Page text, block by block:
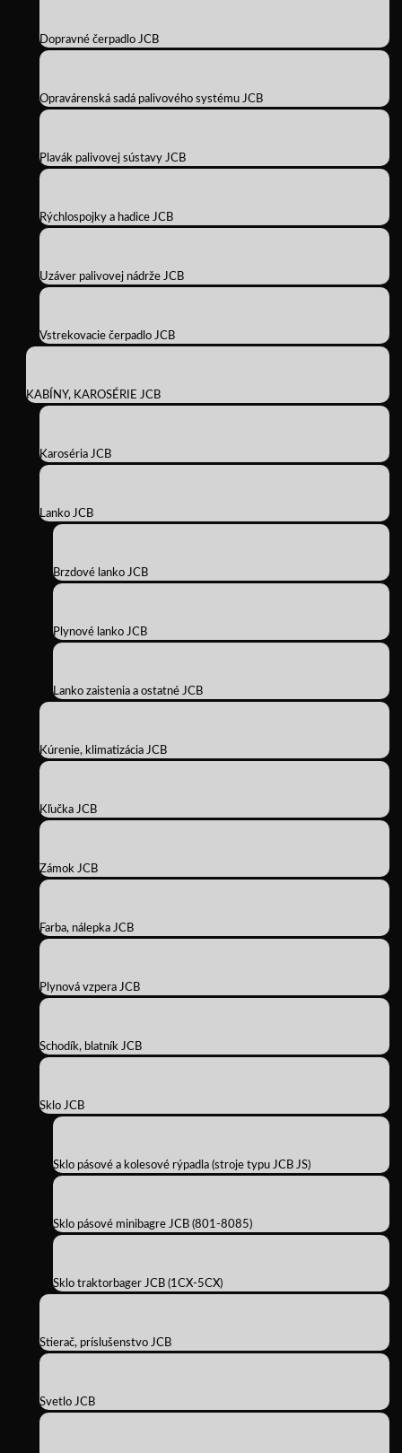
Dopravné čerpadlo JCB
Opravárenská sadá palivového systému JCB
Plavák palivovej sústavy JCB
Rýchlospojky a hadice JCB
Uzáver palivovej nádrže JCB
Vstrekovacie čerpadlo JCB
KABÍNY, KAROSÉRIE JCB
Karoséria JCB
Lanko JCB
Brzdové lanko JCB
Plynové lanko JCB
Lanko zaistenia a ostatné JCB
Kúrenie, klimatizácia JCB
Kľučka JCB
Zámok JCB
Farba, nálepka JCB
Plynová vzpera JCB
Schodík, blatník JCB
Sklo JCB
Sklo pásové a kolesové rýpadla (stroje typu JCB JS)
Sklo pásové minibagre JCB (801-8085)
Sklo traktorbager JCB (1CX-5CX)
Stierač, príslušenstvo JCB
Svetlo JCB